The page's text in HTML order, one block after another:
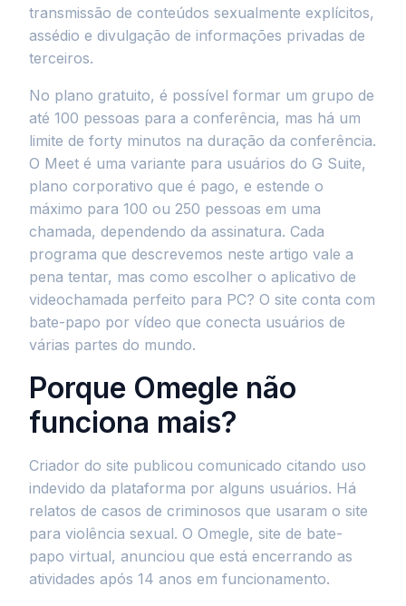
transmissão de conteúdos sexualmente explícitos,
assédio e divulgação de informações privadas de
terceiros.
No plano gratuito, é possível formar um grupo de
até 100 pessoas para a conferência, mas há um
limite de forty minutos na duração da conferência.
O Meet é uma variante para usuários do G Suite,
plano corporativo que é pago, e estende o
máximo para 100 ou 250 pessoas em uma
chamada, dependendo da assinatura. Cada
programa que descrevemos neste artigo vale a
pena tentar, mas como escolher o aplicativo de
videochamada perfeito para PC? O site conta com
bate-papo por vídeo que conecta usuários de
várias partes do mundo.
Porque Omegle não
funciona mais?
Criador do site publicou comunicado citando uso
indevido da plataforma por alguns usuários. Há
relatos de casos de criminosos que usaram o site
para violência sexual. O Omegle, site de bate-
papo virtual, anunciou que está encerrando as
atividades após 14 anos em funcionamento.